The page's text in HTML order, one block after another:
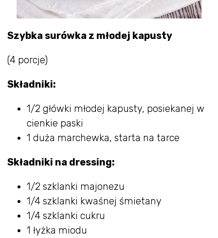
Szybka surówka z młodej kapusty
(4 porcje)
Składniki:
1/2 główki młodej kapusty, posiekanej w
cienkie paski
1 duża marchewka, starta na tarce
Składniki na dressing:
1/2 szklanki majonezu
1/4 szklanki kwaśnej śmietany
1/4 szklanki cukru
1 łyżka miodu